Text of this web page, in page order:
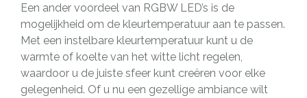
Een ander voordeel van RGBW LED’s is de
mogelijkheid om de kleurtemperatuur aan te passen.
Met een instelbare kleurtemperatuur kunt u de
warmte of koelte van het witte licht regelen,
waardoor u de juiste sfeer kunt creëren voor elke
gelegenheid. Of u nu een gezellige ambiance wilt